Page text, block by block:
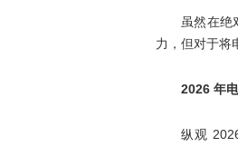
虽然在绝
力，但对于将
2026 年
纵观